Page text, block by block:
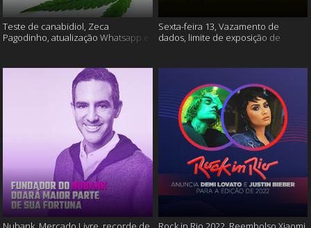
Teste de canabidiol, Zeca
Pagodinho, atualização Whatsapp e
Sexta-feira 13, Vazamento de
dados, limite de exposição de